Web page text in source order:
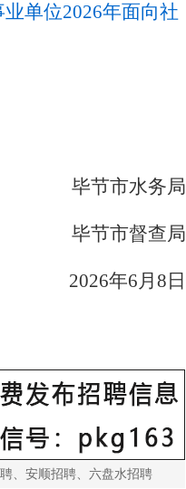
单位2026年面向社
毕节市水务局
毕节市督查局
2026年6月8日
、 安顺招聘、 六盘水招聘